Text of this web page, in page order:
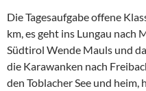
Die Tagesaufgabe offene
km, es geht ins Lungau nach
Südtirol Wende Mauls und
die Karawanken nach
den Toblacher See und